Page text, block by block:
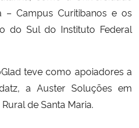
– Campus Curitibanos e os
do Sul do Instituto Federal
teve como apoiadores a
a Auster Soluções em
de Santa Maria.